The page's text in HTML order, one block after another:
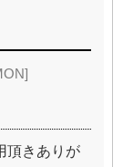
頂きありが